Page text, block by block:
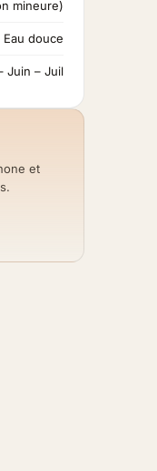
mineure)
Eau douce
Juin – Juil
et